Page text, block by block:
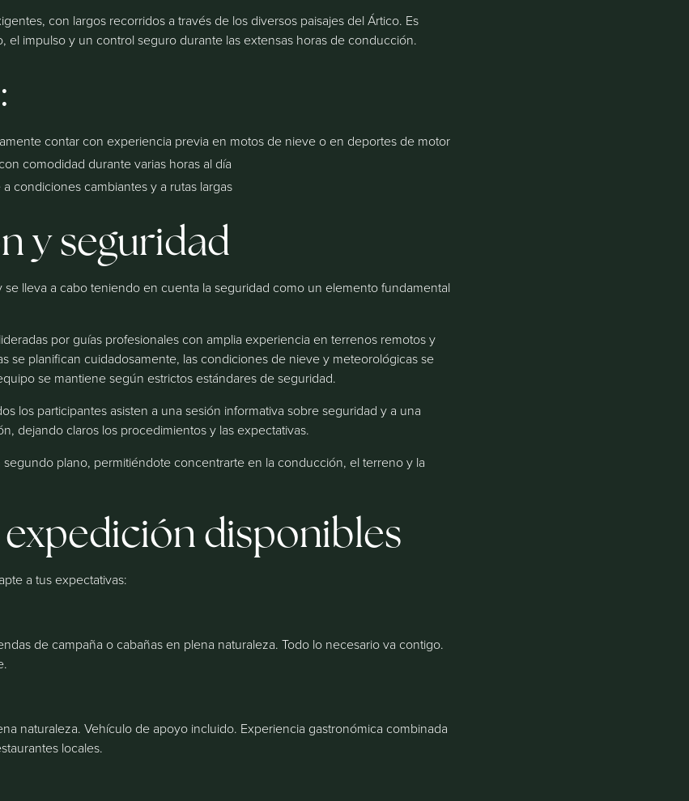
con largos recorridos a través de los diversos paisajes del Ártico. Es
el impulso y un control seguro durante las extensas horas de conducción.
contar con experiencia previa en motos de nieve o en deportes de motor
comodidad durante varias horas al día
condiciones cambiantes y a rutas largas
y seguridad
lleva a cabo teniendo en cuenta la seguridad como un elemento fundamental
por guías profesionales con amplia experiencia en terrenos remotos y
se planifican cuidadosamente, las condiciones de nieve y meteorológicas se
se mantiene según estrictos estándares de seguridad.
los participantes asisten a una sesión informativa sobre seguridad y a una
dejando claros los procedimientos y las expectativas.
plano, permitiéndote concentrarte en la conducción, el terreno y la
disponibles
a tus expectativas:
de campaña o cabañas en plena naturaleza. Todo lo necesario va contigo.
naturaleza. Vehículo de apoyo incluido. Experiencia gastronómica combinada
locales.